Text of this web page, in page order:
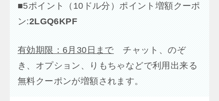
■5ポイント（10ドル分）ポイント増額クーポ
ン:2LGQ6KPF
有効期限：6月30日までチャット、のぞ
き、オプション、りもちゃなどで利用出来る
無料クーポンが増額されます。